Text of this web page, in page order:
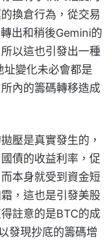
換倉行為，從交易
出和稍後Gemini的
以這也引發出一種
變化未必會都是
內的籌碼轉移造成
壓是真實發生的，
債的收益利率，促
本身就受到資金短
，這也是引發美股
註意的是BTC的成
發現抄底的籌碼增